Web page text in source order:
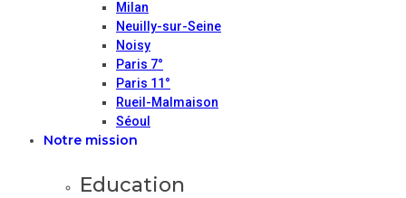
Milan
Neuilly-sur-Seine
Noisy
Paris 7°
Paris 11°
Rueil-Malmaison
Séoul
Notre mission
Education